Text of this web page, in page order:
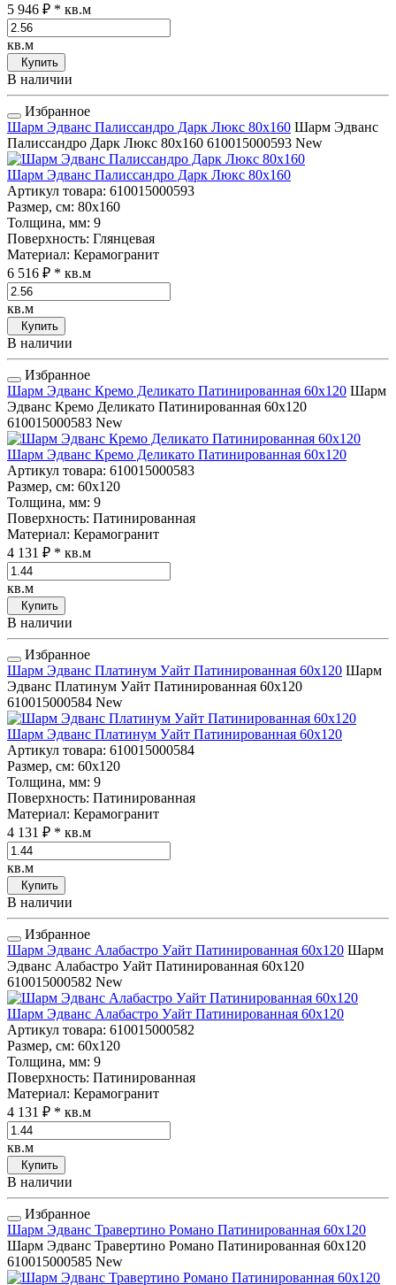
5 946 ₽ * кв.м
кв.м
Купить
В наличии
Избранное
Шарм Эдванс Палиссандро Дарк Люкс 80x160 Шарм Эдванс
Палиссандро Дарк Люкс 80x160 610015000593 New
Шарм Эдванс Палиссандро Дарк Люкс 80x160
Артикул товара: 610015000593
Размер, см: 80x160
Толщина, мм: 9
Поверхность: Глянцевая
Материал: Керамогранит
6 516 ₽ * кв.м
кв.м
Купить
В наличии
Избранное
Шарм Эдванс Кремо Деликато Патинированная 60x120 Шарм
Эдванс Кремо Деликато Патинированная 60x120
610015000583 New
Шарм Эдванс Кремо Деликато Патинированная 60x120
Артикул товара: 610015000583
Размер, см: 60x120
Толщина, мм: 9
Поверхность: Патинированная
Материал: Керамогранит
4 131 ₽ * кв.м
кв.м
Купить
В наличии
Избранное
Шарм Эдванс Платинум Уайт Патинированная 60x120 Шарм
Эдванс Платинум Уайт Патинированная 60x120
610015000584 New
Шарм Эдванс Платинум Уайт Патинированная 60x120
Артикул товара: 610015000584
Размер, см: 60x120
Толщина, мм: 9
Поверхность: Патинированная
Материал: Керамогранит
4 131 ₽ * кв.м
кв.м
Купить
В наличии
Избранное
Шарм Эдванс Алабастро Уайт Патинированная 60x120 Шарм
Эдванс Алабастро Уайт Патинированная 60x120
610015000582 New
Шарм Эдванс Алабастро Уайт Патинированная 60x120
Артикул товара: 610015000582
Размер, см: 60x120
Толщина, мм: 9
Поверхность: Патинированная
Материал: Керамогранит
4 131 ₽ * кв.м
кв.м
Купить
В наличии
Избранное
Шарм Эдванс Травертино Романо Патинированная 60x120
Шарм Эдванс Травертино Романо Патинированная 60x120
610015000585 New